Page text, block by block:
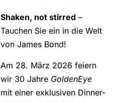
Shaken, not stirred –
Tauchen Sie ein in die Welt
von James Bond!
Am 28. März 2026 feiern
wir 30 Jahre GoldenEye
mit einer exklusiven Dinner-